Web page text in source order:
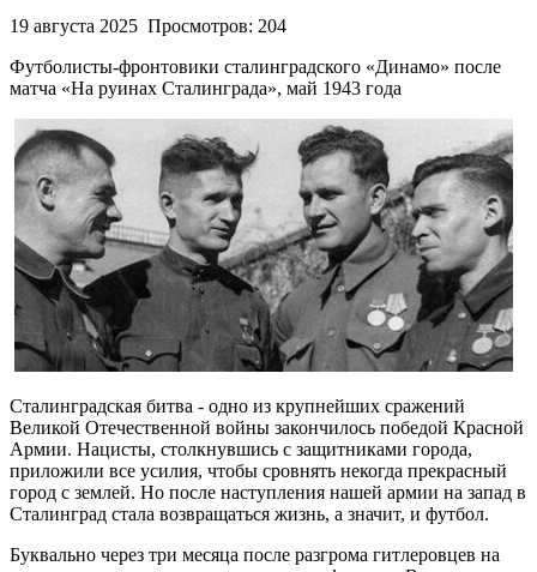
19 августа 2025 Просмотров: 204
Футболисты-фронтовики сталинградского «Динамо» после
матча «На руинах Сталинграда», май 1943 года
Сталинградская битва - одно из крупнейших сражений
Великой Отечественной войны закончилось победой Красной
Армии. Нацисты, столкнувшись с защитниками города,
приложили все усилия, чтобы сровнять некогда прекрасный
город с землей. Но после наступления нашей армии на запад в
Сталинград стала возвращаться жизнь, а значит, и футбол.
Буквально через три месяца после разгрома гитлеровцев на